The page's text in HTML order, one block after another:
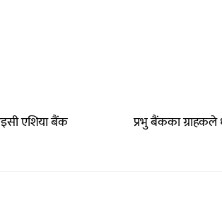
एशिया बैंक प्रभु बैंकका